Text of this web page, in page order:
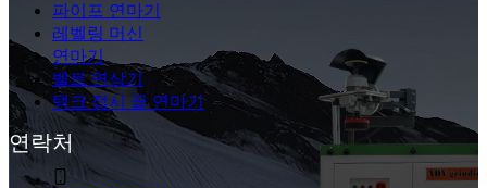
파이프 연마기
레벨링 머신
연마기
벨트 연삭기
탱크 접시 끝 연마기
연락처